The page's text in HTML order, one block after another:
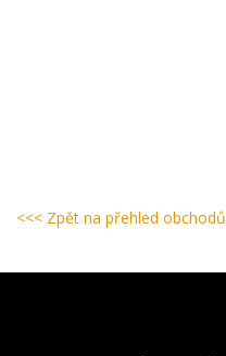
<<< Zpět na přehled obchodů